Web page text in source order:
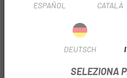
TENSIONE: 8
CAPACITÀ: 252 Wh
CELLULE: .KVJKWO+QP5COUWPI
TEMPO DI CARICA 100% (2A)
ESPAÑOL CATALÀ
DEUTSCH
SELEZIONA